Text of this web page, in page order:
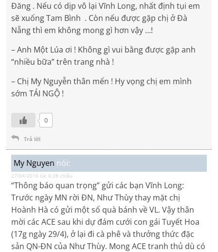
Đăng . Nếu có dịp vô lại Vĩnh Long, nhất định tụi em
sẽ xuống Tam Bình . Còn nếu được gặp chị ở Đà
Nẵng thì em không mong gì hơn vậy …!
– Anh Một Lúa ơi ! Không gì vui bằng được gặp anh
“nhiều bữa” trên trang nhà !
– Chị My Nguyễn thân mến ! Hy vọng chị em mình
sớm TÁI NGỘ !
0
Trả lời
My Nguyen nói:
27/04/2016 lúc 6:28 chiều
“Thông báo quan trọng” gửi các bạn Vĩnh Long:
Trước ngày MN rời ĐN, Như Thùy thay mặt chị
Hoành Hà có gửi một số quà bánh về VL. Vậy thân
mời các ACE sau khi dự đám cưới con gái Tuyết Hoa
(17g ngày 29/4), ở lại đi cà phê và thưởng thức đặc
sản QN-ĐN của Như Thùy. Mong ACE tranh thủ dù có